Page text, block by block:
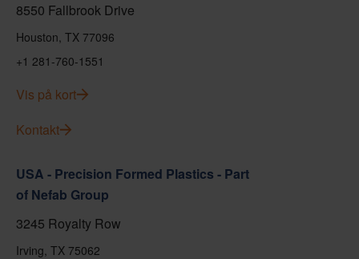
8550 Fallbrook Drive
Houston, TX 77096
+1 281-760-1551
Vis på kort
Kontakt
USA - Precision Formed Plastics - Part
of Nefab Group
3245 Royalty Row
Irving, TX 75062